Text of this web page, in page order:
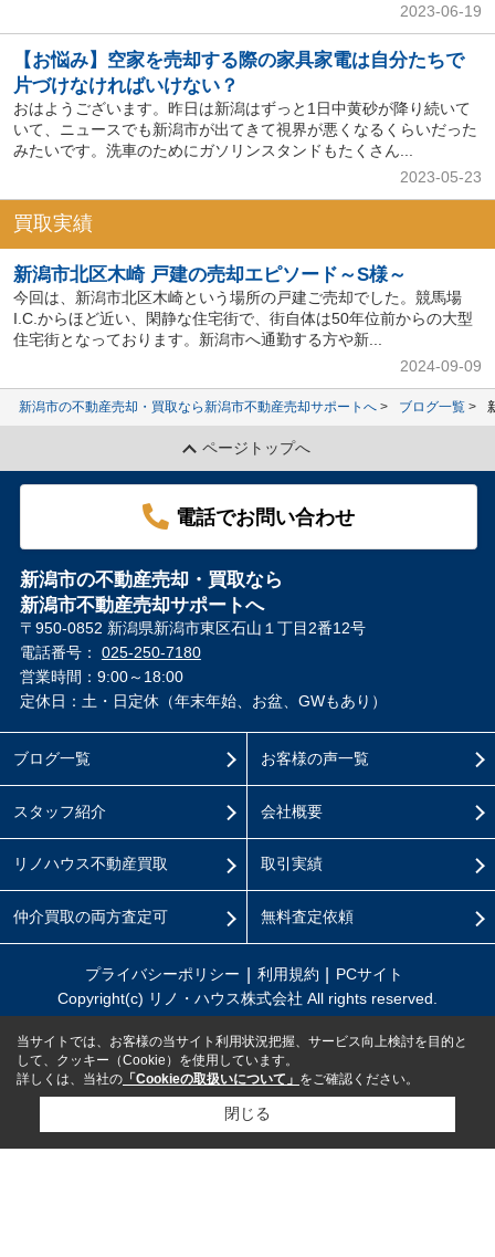
2023-06-19
【お悩み】空家を売却する際の家具家電は自分たちで
片づけなければいけない？
おはようございます。昨日は新潟はずっと1日中黄砂が降り続いて
いて、ニュースでも新潟市が出てきて視界が悪くなるくらいだった
みたいです。洗車のためにガソリンスタンドもたくさん...
2023-05-23
買取実績
新潟市北区木崎 戸建の売却エピソード～S様～
今回は、新潟市北区木崎という場所の戸建ご売却でした。競馬場
I.C.からほど近い、閑静な住宅街で、街自体は50年位前からの大型
住宅街となっております。新潟市へ通勤する方や新...
2024-09-09
新潟市の不動産売却・買取なら新潟市不動産売却サポートへ ブログ一覧
ページトップへ
電話でお問い合わせ
新潟市の不動産売却・買取なら
新潟市不動産売却サポートへ
〒950-0852 新潟県新潟市東区石山１丁目2番12号
電話番号： 025-250-7180
営業時間：9:00～18:00
定休日：土・日定休（年末年始、お盆、GWもあり）
ブログ一覧
スタッフ紹介
リノハウス不動産買取
仲介買取の両方査定可
お客様の声一覧
会社概要
取引実績
無料査定依頼
プライバシーポリシー 利用規約
PCサイト
Copyright(c) リノ・ハウス株式会社 All rights reserved.
当サイトでは、お客様の当サイト利用状況把握、サービス向上検討を目的と
して、クッキー（Cookie）を使用しています。
詳しくは、当社の 「Cookieの取扱いについて」 をご確認ください。
閉じる